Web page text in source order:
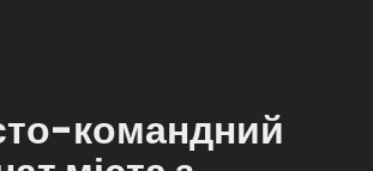
командний